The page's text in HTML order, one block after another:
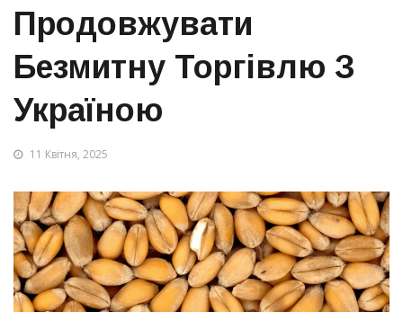
Продовжувати
Безмитну Торгівлю З
Україною
11 Квітня, 2025